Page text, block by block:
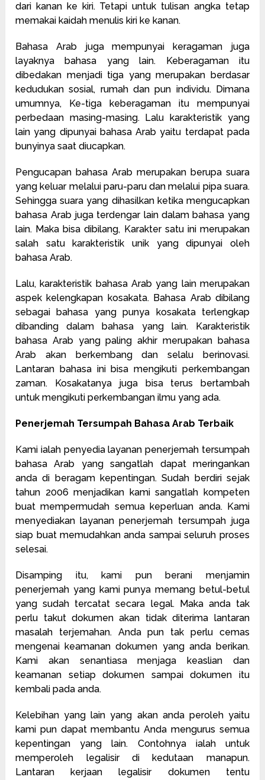
dari kanan ke kiri. Tetapi untuk tulisan angka tetap
memakai kaidah menulis kiri ke kanan.
Bahasa Arab juga mempunyai keragaman juga
layaknya bahasa yang lain. Keberagaman itu
dibedakan menjadi tiga yang merupakan berdasar
kedudukan sosial, rumah dan pun individu. Dimana
umumnya, Ke-tiga keberagaman itu mempunyai
perbedaan masing-masing. Lalu karakteristik yang
lain yang dipunyai bahasa Arab yaitu terdapat pada
bunyinya saat diucapkan.
Pengucapan bahasa Arab merupakan berupa suara
yang keluar melalui paru-paru dan melalui pipa suara.
Sehingga suara yang dihasilkan ketika mengucapkan
bahasa Arab juga terdengar lain dalam bahasa yang
lain. Maka bisa dibilang, Karakter satu ini merupakan
salah satu karakteristik unik yang dipunyai oleh
bahasa Arab.
Lalu, karakteristik bahasa Arab yang lain merupakan
aspek kelengkapan kosakata. Bahasa Arab dibilang
sebagai bahasa yang punya kosakata terlengkap
dibanding dalam bahasa yang lain. Karakteristik
bahasa Arab yang paling akhir merupakan bahasa
Arab akan berkembang dan selalu berinovasi.
Lantaran bahasa ini bisa mengikuti perkembangan
zaman. Kosakatanya juga bisa terus bertambah
untuk mengikuti perkembangan ilmu yang ada.
Penerjemah Tersumpah Bahasa Arab Terbaik
Kami ialah penyedia layanan penerjemah tersumpah
bahasa Arab yang sangatlah dapat meringankan
anda di beragam kepentingan. Sudah berdiri sejak
tahun 2006 menjadikan kami sangatlah kompeten
buat mempermudah semua keperluan anda. Kami
menyediakan layanan penerjemah tersumpah juga
siap buat memudahkan anda sampai seluruh proses
selesai.
Disamping itu, kami pun berani menjamin
penerjemah yang kami punya memang betul-betul
yang sudah tercatat secara legal. Maka anda tak
perlu takut dokumen akan tidak diterima lantaran
masalah terjemahan. Anda pun tak perlu cemas
mengenai keamanan dokumen yang anda berikan.
Kami akan senantiasa menjaga keaslian dan
keamanan setiap dokumen sampai dokumen itu
kembali pada anda.
Kelebihan yang lain yang akan anda peroleh yaitu
kami pun dapat membantu Anda mengurus semua
kepentingan yang lain. Contohnya ialah untuk
memperoleh legalisir di kedutaan manapun.
Lantaran kerjaan legalisir dokumen tentu